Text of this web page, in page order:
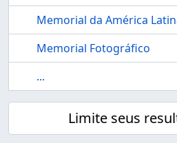
Memorial da América
Memorial Fotográfico
...
Limite seus